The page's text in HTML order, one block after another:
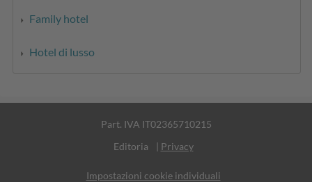
Family hotel
Hotel di lusso
Part. IVA IT02365710215
Editoria
| Privacy
Impostazioni cookie individuali